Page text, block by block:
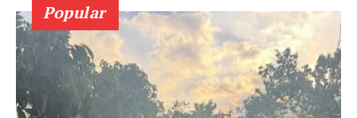
Popular